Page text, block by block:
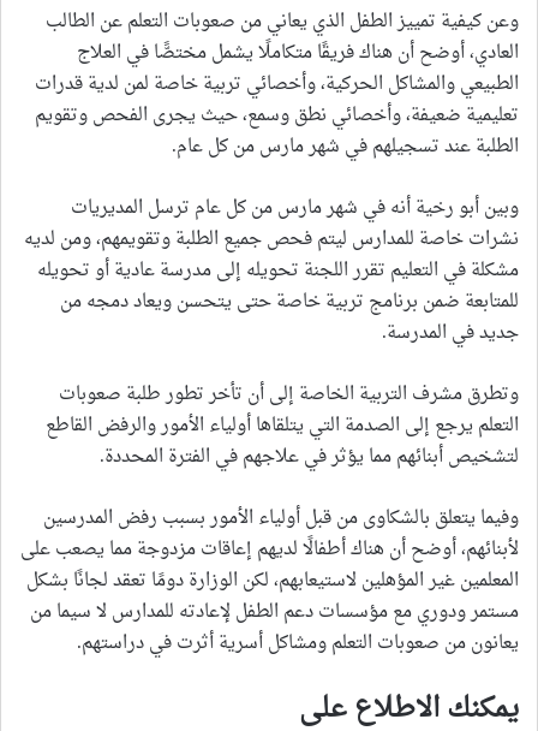
وعن كيفية تمييز الطفل الذي يعاني من صعوبات التعلم عن الطالب
العادي، أوضح أن هناك فريقًا متكاملًا يشمل مختصًّا في العلاج
الطبيعي والمشاكل الحركية، وأخصائي تربية خاصة لمن لدية قدرات
تعليمية ضعيفة، وأخصائي نطق وسمع، حيث يجرى الفحص وتقويم
الطلبة عند تسجيلهم في شهر مارس من كل عام.
وبين أبو رخية أنه في شهر مارس من كل عام ترسل المديريات
نشرات خاصة للمدارس ليتم فحص جميع الطلبة وتقويمهم، ومن لديه
مشكلة في التعليم تقرر اللجنة تحويله إلى مدرسة عادية أو تحويله
للمتابعة ضمن برنامج تربية خاصة حتى يتحسن ويعاد دمجه من
جديد في المدرسة.
وتطرق مشرف التربية الخاصة إلى أن تأخر تطور طلبة صعوبات
التعلم يرجع إلى الصدمة التي يتلقاها أولياء الأمور والرفض القاطع
لتشخيص أبنائهم مما يؤثر في علاجهم في الفترة المحددة.
وفيما يتعلق بالشكاوى من قبل أولياء الأمور بسبب رفض المدرسين
لأبنائهم، أوضح أن هناك أطفالًا لديهم إعاقات مزدوجة مما يصعب على
المعلمين غير المؤهلين لاستيعابهم، لكن الوزارة دومًا تعقد لجانًا بشكل
مستمر ودوري مع مؤسسات دعم الطفل لإعادته للمدارس لا سيما من
يعانون من صعوبات التعلم ومشاكل أسرية أثرت في دراستهم.
يمكنك الاطلاع على